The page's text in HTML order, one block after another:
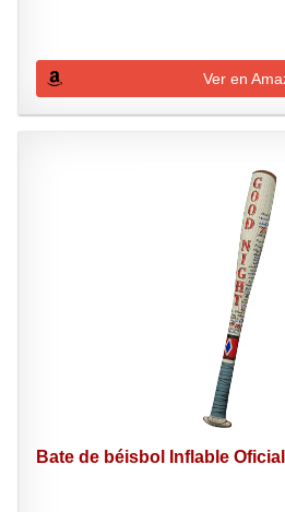
Ver en
Bate de béisbol Inflable